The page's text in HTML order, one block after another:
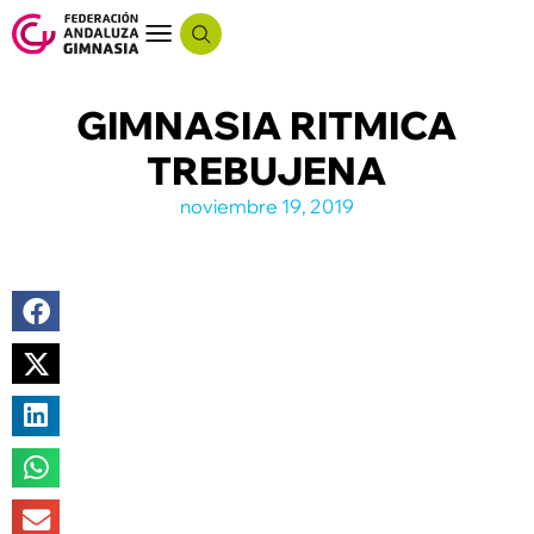
GIMNASIA RITMICA
TREBUJENA
noviembre 19, 2019